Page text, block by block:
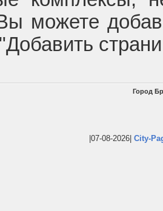
Вы можете
Город
|07-08-2026| City-